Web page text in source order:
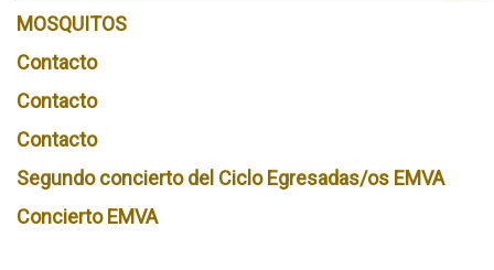
MOSQUITOS
Contacto
Contacto
Contacto
Segundo concierto del Ciclo Egresadas/os EMVA
Concierto EMVA